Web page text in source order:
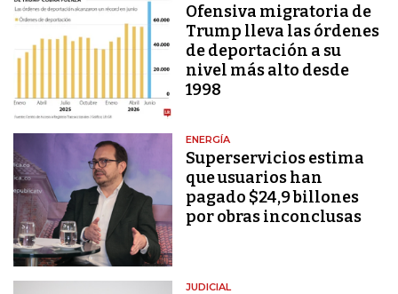
Ofensiva migratoria de
Trump lleva las órdenes
de deportación a su
nivel más alto desde
1998
ENERGÍA
Superservicios estima
que usuarios han
pagado $24,9 billones
por obras inconclusas
JUDICIAL